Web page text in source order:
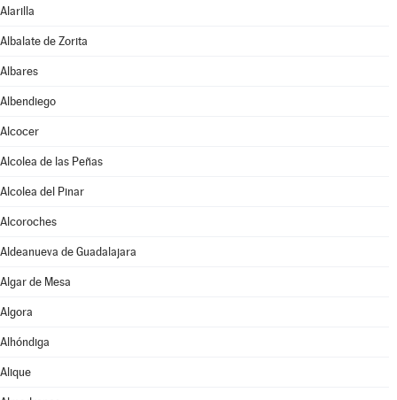
Alarilla
Albalate de Zorita
Albares
Albendiego
Alcocer
Alcolea de las Peñas
Alcolea del Pinar
Alcoroches
Aldeanueva de Guadalajara
Algar de Mesa
Algora
Alhóndiga
Alique